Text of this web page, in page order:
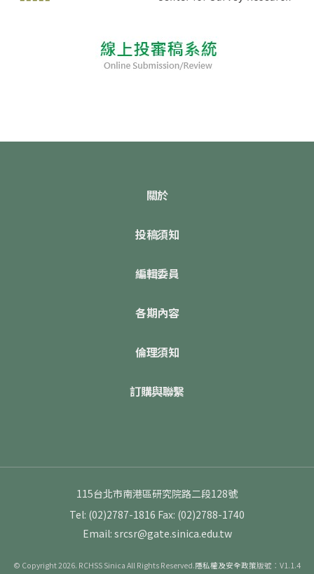
關於
投稿須知
編輯委員
各期內容
倫理須知
訂購與聯繫
115台北市南港區研究院路二段128號
Tel: (02)2787-1816 Fax: (02)2788-1740
Email: srcsr@gate.sinica.edu.tw
© Copyright 2026. RCHSS Sinica All Rights Reserved.隱私權及安全政策版號：V1.1.4